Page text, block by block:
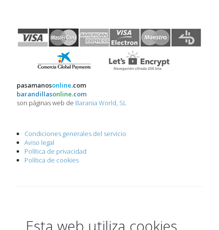
pasamanosonline.com
barandillasonline.com
son páginas web de Barania World, SL
Condiciones generales del servicio
Aviso legal
Política de privacidad
Política de cookies
Esta web utiliza cookies